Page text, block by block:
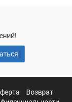
Возврат